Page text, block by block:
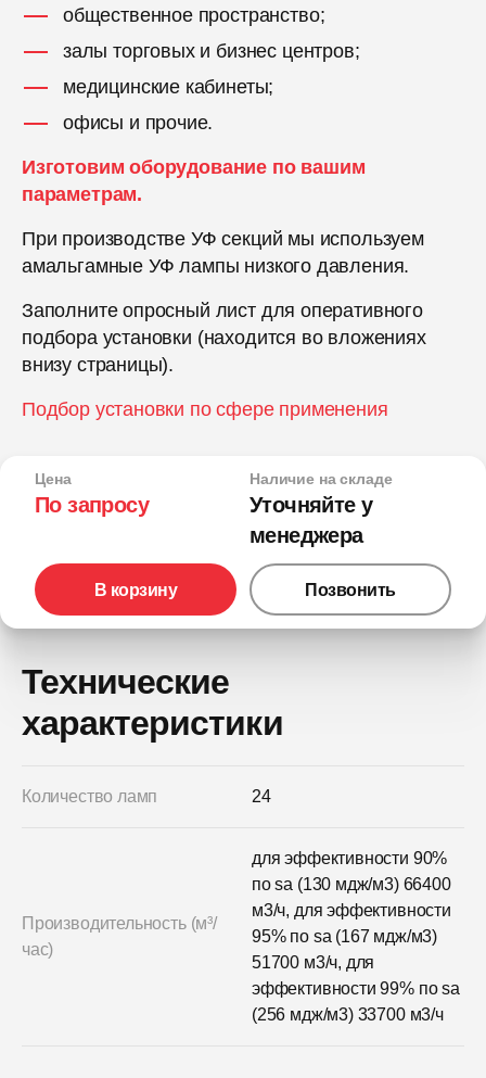
общественное пространство;
залы торговых и бизнес центров;
медицинские кабинеты;
офисы и прочие.
Изготовим оборудование по вашим
параметрам.
При производстве УФ секций мы используем
амальгамные УФ лампы низкого давления.
Заполните опросный лист для оперативного
подбора установки (находится во вложениях
внизу страницы).
Подбор установки по сфере применения
Цена
По запросу
Наличие на складе
Уточняйте у
менеджера
В корзину Позвонить
Технические
характеристики
Количество ламп 24
Производительность (м³/
час)
для эффективности 90%
по sa (130 мдж/м3) 66400
м3/ч, для эффективности
95% по sa (167 мдж/м3)
51700 м3/ч, для
эффективности 99% по sa
(256 мдж/м3) 33700 м3/ч